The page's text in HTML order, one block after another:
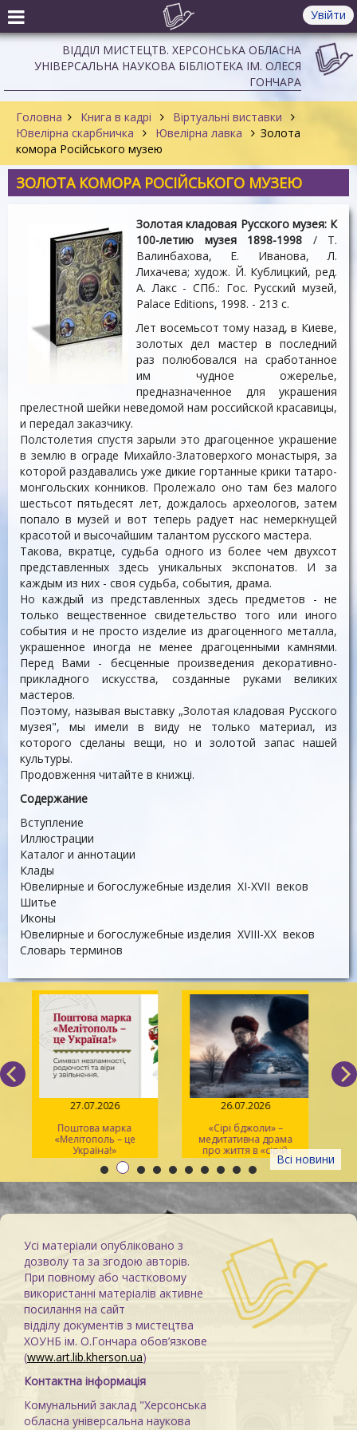
Увійти
ВІДДІЛ МИСТЕЦТВ. ХЕРСОНСЬКА ОБЛАСНА
УНІВЕРСАЛЬНА НАУКОВА БІБЛІОТЕКА ІМ. ОЛЕСЯ
ГОНЧАРА
Головна Книга в кадрі
Віртуальні виставки
Ювелірна скарбничка
Ювелірна лавка
Золота
комора Російського музею
ЗОЛОТА КОМОРА РОСІЙСЬКОГО МУЗЕЮ
Золотая кладовая Русского музея: К
100-летию музея 1898-1998 / Т.
Валинбахова, Е. Иванова, Л.
Лихачева; худож. Й. Кублицкий, ред.
А. Лакс - СПб.: Гос. Русский музей,
Palace Editiоns, 1998. - 213 c.
Лет восемьсот тому назад, в Киеве,
золотых дел мастер в последний
раз полюбовался на сработанное
им чудное ожерелье,
предназначенное для украшения
прелестной шейки неведомой нам российской красавицы,
и передал заказчику.
Полстолетия спустя зарыли это драгоценное украшение
в землю в ограде Михайло-Златоверхого монастыря, за
которой раздавались уже дикие гортанные крики татаро-
монгольских конников. Пролежало оно там без малого
шестьсот пятьдесят лет, дождалось археологов, затем
попало в музей и вот теперь радует нас немеркнущей
красотой и высочайшим талантом русского мастера.
Такова, вкратце, судьба одного из более чем двухсот
представленных здесь уникальных экспонатов. И за
каждым из них - своя судьба, события, драма.
Но каждый из представленных здесь предметов - не
только вещественное свидетельство того или иного
события и не просто изделие из драгоценного металла,
украшенное иногда не менее драгоценными камнями.
Перед Вами - бесценные произведения декоративно-
прикладного искусства, созданные руками великих
мастеров.
Поэтому, называя выставку „Золотая кладовая Русского
музея", мы имели в виду не только материал, из
которого сделаны вещи, но и золотой запас нашей
культуры.
Продовження читайте в книжці.
Содержание
Вступление
Иллюстрации
Каталог и аннотации
Клады
Ювелирные и богослужебные изделия XI-XVII веков
Шитье
Иконы
Ювелирные и богослужебные изделия XVIII-XX веков
Словарь терминов
Всі новини
27.07.2026
Поштова марка
«Мелітополь – це
Україна!»
26.07.2026
«Сірі бджоли» –
медитативна драма
про життя в «сірій
зоні»
Усі матеріали опубліковано з
дозволу та за згодою авторів.
При повному або частковому
використанні матеріалів активне
посилання на сайт
відділу документів з мистецтва
ХОУНБ ім. О.Гончара обов’язкове
(www.art.lib.kherson.ua)
Контактна інформація
Комунальний заклад "Херсонська
обласна універсальна наукова